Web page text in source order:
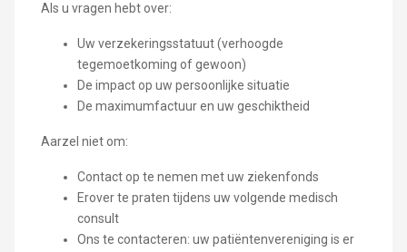
Als u vragen hebt over:
Uw verzekeringsstatuut (verhoogde
tegemoetkoming of gewoon)
De impact op uw persoonlijke situatie
De maximumfactuur en uw geschiktheid
Aarzel niet om:
Contact op te nemen met uw ziekenfonds
Erover te praten tijdens uw volgende medisch
consult
Ons te contacteren: uw patiëntenvereniging is er